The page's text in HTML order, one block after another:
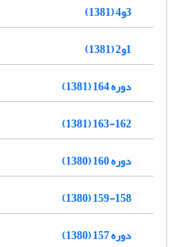
3و4 (1381)
1و2 (1381)
دوره 164 (1381)
163-162 (1381)
دوره 160 (1380)
159-158 (1380)
دوره 157 (1380)